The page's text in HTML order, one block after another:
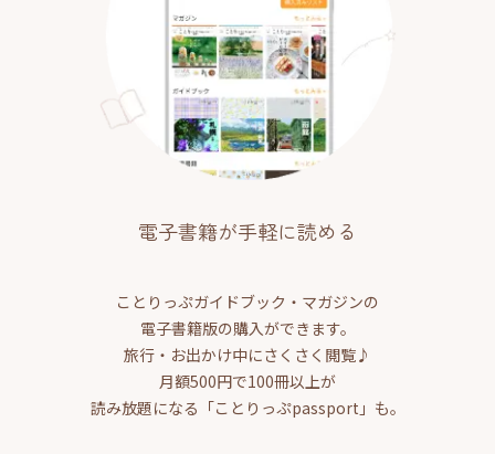
電子書籍が手軽に読める
ことりっぷガイドブック・マガジンの
電子書籍版の購入ができます。
旅行・お出かけ中にさくさく閲覧♪
月額500円で100冊以上が
読み放題になる「ことりっぷpassport」も。